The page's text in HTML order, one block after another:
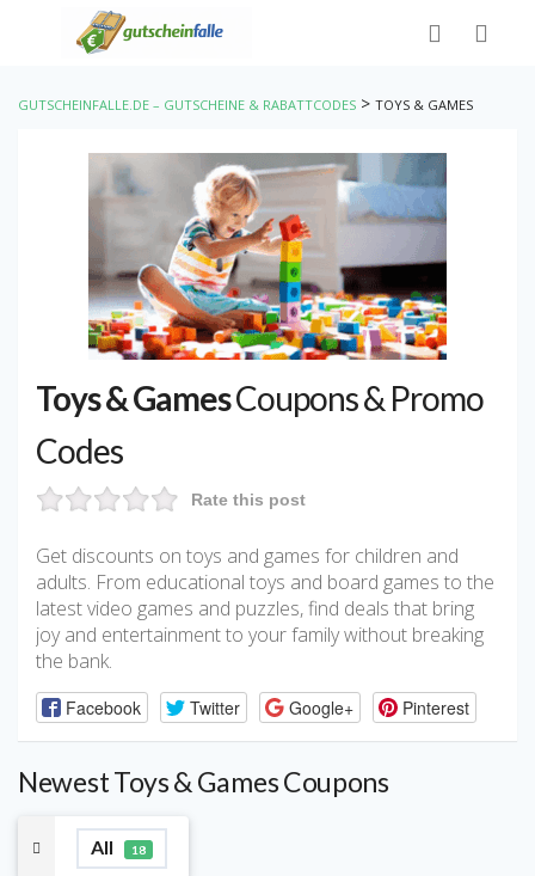
GUTSCHEINFALLE.DE – GUTSCHEINE & RABATTCODES > TOYS & GAMES
Toys & GamesCoupons & Promo
Codes
Rate this post
Get discounts on toys and games for children and
adults. From educational toys and board games to the
latest video games and puzzles, find deals that bring
joy and entertainment to your family without breaking
the bank.
Facebook Twitter Google+ Pinterest
Newest Toys & Games Coupons
All 18